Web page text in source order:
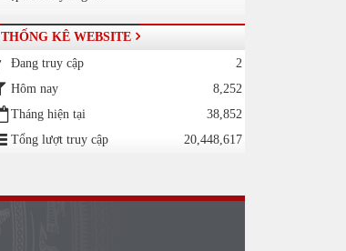
THỐNG KÊ WEBSITE
Đang truy cập
2
Hôm nay
8,252
Tháng hiện tại
38,852
Tổng lượt truy cập
20,448,617